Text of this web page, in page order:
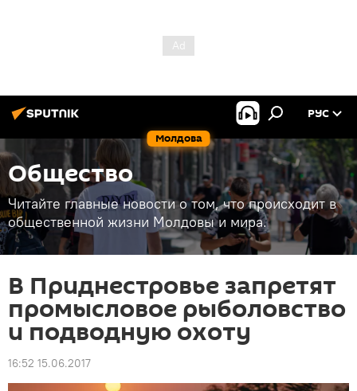
Молдова
РУС
Общество
Читайте главные новости о том, что происходит в
общественной жизни Молдовы и мира.
В Приднестровье запретят
промысловое рыболовство
и подводную охоту
16:52 15.06.2017